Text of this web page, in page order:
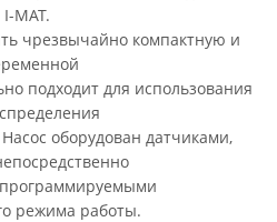
MAT.
чрезвычайно компактную и
подходит для использования
оборудован датчиками,
программируемыми
режима работы.